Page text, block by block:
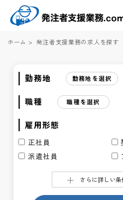
ホーム > 発注者支援業務の求人を探す
勤務地 勤務地を選択
職種 職種を選択
雇用形態
正社員
派遣社員
さらに詳しい